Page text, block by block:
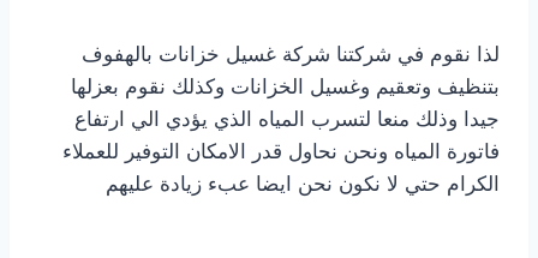
لذا نقوم في شركتنا شركة غسيل خزانات بالهفوف
بتنظيف وتعقيم وغسيل الخزانات وكذلك نقوم بعزلها
جيدا وذلك منعا لتسرب المياه الذي يؤدي الي ارتفاع
فاتورة المياه ونحن نحاول قدر الامكان التوفير للعملاء
الكرام حتي لا نكون نحن ايضا عبء زيادة عليهم